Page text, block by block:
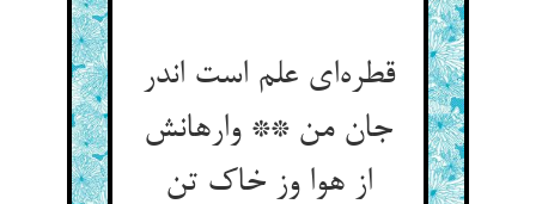
قطره‌‌ای علم است اندر
جان من ** وارهانش
از هوا وز خاک تن‌‌